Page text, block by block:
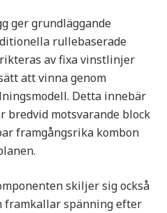
ger grundläggande
rullebaserade
av fixa vinstlinjer
att vinna genom
Detta innebär
bredvid motsvarande block
framgångsrika kombon
skiljer sig också
framkallar spänning efter